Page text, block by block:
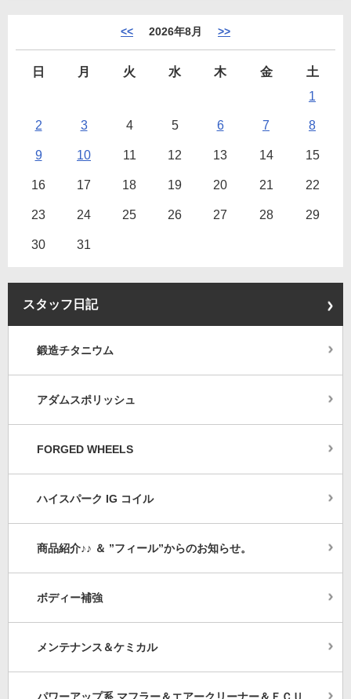
<< 2026年8月 >>
日 月 火 水 木 金
土
1
2 3 4 5 6 7 8
9 10 11 12 13 14 15
16 17 18 19 20 21 22
23 24 25 26 27 28 29
30 31
スタッフ日記
鍛造チタニウム
アダムスポリッシュ
FORGED WHEELS
ハイスパーク IG コイル
商品紹介♪♪ ＆ ”フィール”からのお知らせ。
ボディー補強
メンテナンス＆ケミカル
パワーアップ系 マフラー＆エアークリーナー＆ＥＣＵ